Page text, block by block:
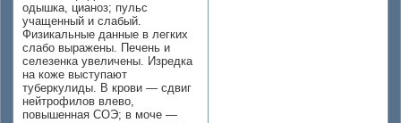
одышка, цианоз; пульс
учащенный и слабый.
Физикальные данные в легких
слабо выражены. Печень и
селезенка увеличены. Изредка
на коже выступают
туберкулиды. В крови — сдвиг
нейтрофилов влево,
повышенная СОЭ; в моче —